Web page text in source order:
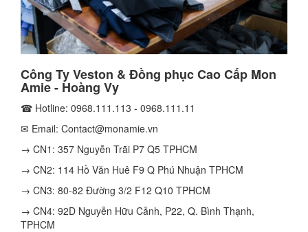
Công Ty Veston & Đồng phục Cao Cấp Mon
Amie - Hoàng Vy
☎ Hotline: 0968.111.113 - 0968.111.11
✉ Email: Contact@monamie.vn
→ CN1: 357 Nguyễn Trãi P7 Q5 TPHCM
→ CN2: 114 Hồ Văn Huê F9 Q Phú Nhuận TPHCM
→ CN3: 80-82 Đường 3/2 F12 Q10 TPHCM
→ CN4: 92D Nguyễn Hữu Cảnh, P22, Q. Bình Thạnh,
TPHCM